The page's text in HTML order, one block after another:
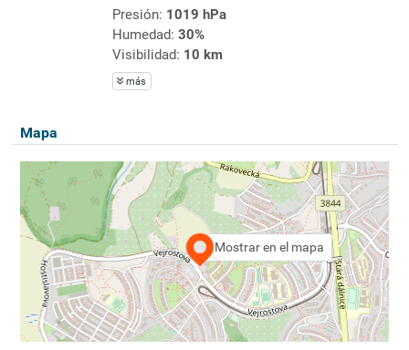
Presión: 1019 hPa
Humedad: 30%
Visibilidad: 10 km
más
Mapa
Mostrar en el mapa